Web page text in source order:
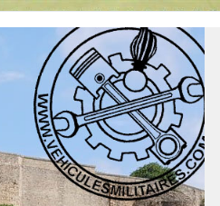
pour vous venir en aide, ou simplement